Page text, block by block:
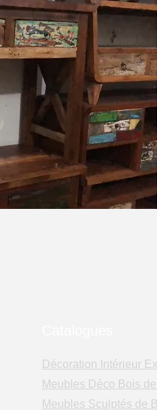
Décoration Intérieur
Meubles Déco Bois
Meubles Sculptés de